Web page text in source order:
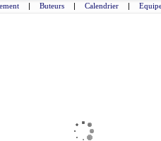
| Buteurs | Calendrier |